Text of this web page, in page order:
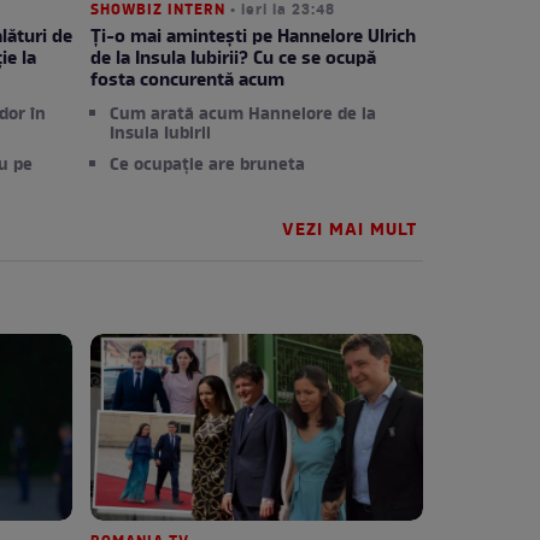
de
la
în
pe
SHOWBIZ INTERN • ieri la 23:48
Ți-o mai amintești pe Hannelore Ulrich
de la Insula Iubirii? Cu ce se ocupă
fosta concurentă acum
Cum arată acum Hannelore de la
Insula Iubirii
Ce ocupație are bruneta
VEZI MAI MULT